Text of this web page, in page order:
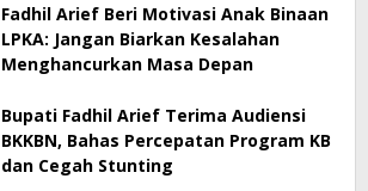
Fadhil Arief Beri Motivasi Anak Binaan
LPKA: Jangan Biarkan Kesalahan
Menghancurkan Masa Depan
Bupati Fadhil Arief Terima Audiensi
BKKBN, Bahas Percepatan Program KB
dan Cegah Stunting